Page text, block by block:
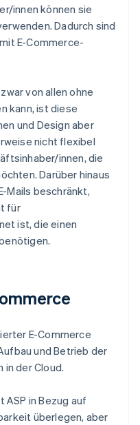
innen können sie
Dadurch sind
E-Commerce-
von allen ohne
kann, ist diese
und Design aber
nicht flexibel
innen, die
Darüber hinaus
Mails beschränkt,
für
ist, die einen
E-Commerce
und Betrieb der
der Cloud.
in Bezug auf
überlegen, aber